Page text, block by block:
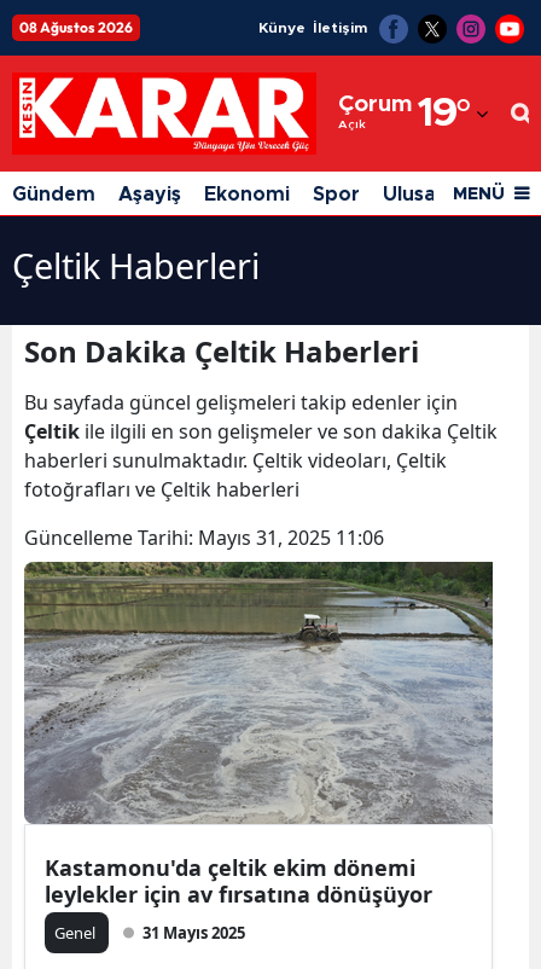
08 Ağustos 2026 Künye İletişim
Çorum
Açık 19°
Adıyaman
Afyonkarahisar
Ağrı
Ankara
Antalya
Artvin
Aydın
Bilecik
Bingöl
Bitlis
Bolu
Burdur
Bursa
Çanakkale
Çankırı
Gündem Aşayiş Ekonomi Spor Ulusal Siyaset
MENÜ
Çeltik Haberleri
Son Dakika Çeltik Haberleri
Bu sayfada güncel gelişmeleri takip edenler için
Çeltik ile ilgili en son gelişmeler ve son dakika Çeltik
haberleri sunulmaktadır. Çeltik videoları, Çeltik
fotoğrafları ve Çeltik haberleri
Güncelleme Tarihi: Mayıs 31, 2025 11:06
Kastamonu'da çeltik ekim dönemi
leylekler için av fırsatına dönüşüyor
Genel 31 Mayıs 2025